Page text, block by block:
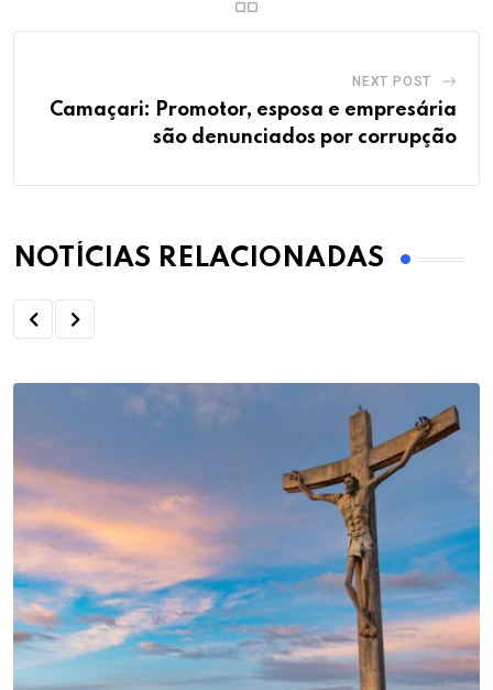
NEXT POST
Camaçari: Promotor, esposa e empresária
são denunciados por corrupção
NOTÍCIAS RELACIONADAS